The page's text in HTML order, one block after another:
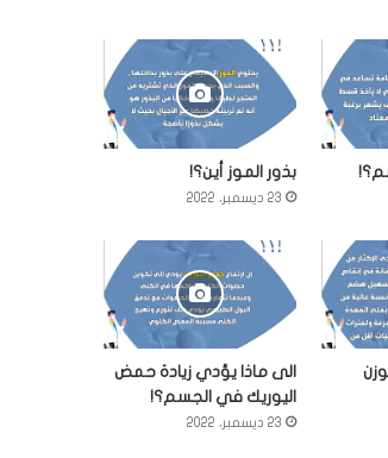
بذور الموز أين؟!
23 ديسمبر، 2022
الى ماذا يؤدي زيادة حمض
اليوريك في الجسم؟!
23 ديسمبر، 2022